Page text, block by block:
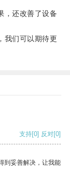
还改善了设备
们可以期待更
支持[0] 反对[0]
到妥善解决，让我能